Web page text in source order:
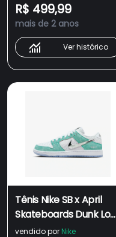
R$ 499,99
mais de 2 anos
Ver histórico
Tênis Nike SB x April
Skateboards Dunk Low
Pro White and Multi-
vendido por Nike